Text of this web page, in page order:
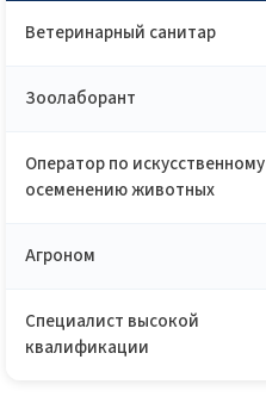
Ветеринарный санитар
Зоолаборант
Оператор по искусственному
осеменению животных
Агроном
Специалист высокой
квалификации